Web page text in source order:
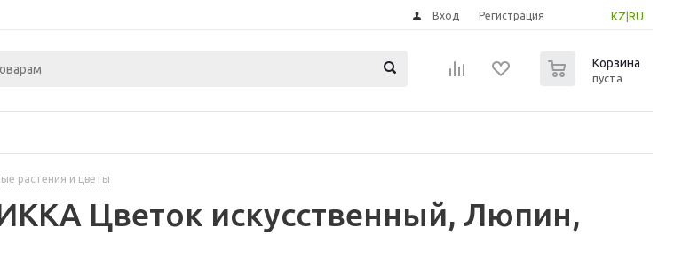
KZ RU
Вход Регистрация
Корзина
пуста
растения и цветы
Цветок искусственный, Люпин,